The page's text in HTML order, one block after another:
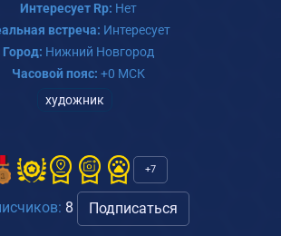
Интересует Rp: Нет
встреча: Интересует
Город: Нижний Новгород
Часовой пояс: +0 МСК
художник
+7
8 Подписаться